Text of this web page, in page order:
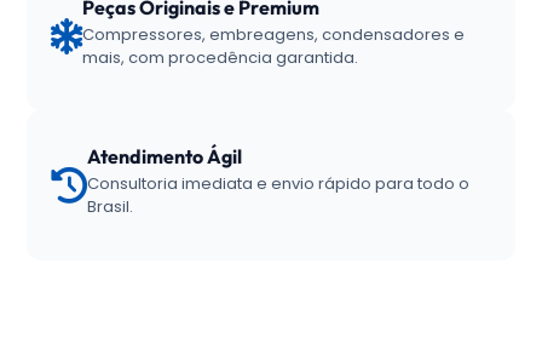
Peças Originais e Premium
Compressores, embreagens, condensadores e
mais, com procedência garantida.
Atendimento Ágil
Consultoria imediata e envio rápido para todo o
Brasil.